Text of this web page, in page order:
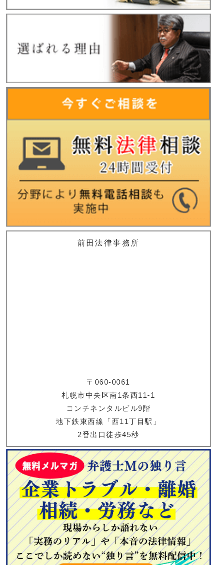
前田法律事務所
〒060-0061
札幌市中央区南1条西11-1
コンチネンタルビル9階
地下鉄東西線「西11丁目駅」
2番出口徒歩45秒